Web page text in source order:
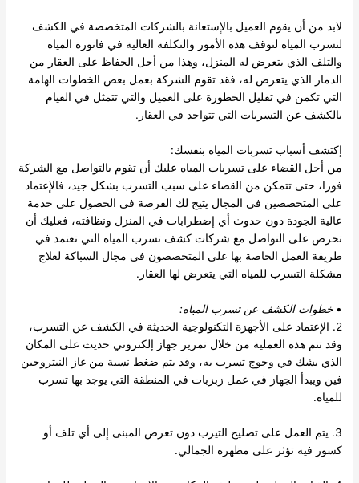
لابد من أن يقوم العميل بالإستعانة بالشركات المتخصصة في الكشف
لتسرب المياه لتوقف هذه الأمور والتكلفة العالية في فاتورة المياه
والتلف الذي يتعرض له المنزل، وهذا من أجل الحفاظ على العقار من
الدمار الذي يتعرض له، فقد تقوم الشركة بعمل بعض الخطوات الهامة
التي تكمن في تقليل الخطورة على العميل والتي تتمثل في القيام
بالكشف عن التسربات التي تتواجد في العقار.
إكتشف أسباب تسربات المياه بنفسك:
من أجل القضاء على تسربات المياه عليك أن تقوم بالتواصل مع الشركة
فورا، حتى تتمكن من القضاء على سبب التسرب بشكل جيد، فالإعتماد
على المتخصصين في المجال يتيج لك الفرصة في الحصول على خدمة
عالية الجودة دون حدوث أي إضطرابات في المنزل ونظافته، فعليك أن
تحرص على التواصل مع شركات كشف تسرب المياه التي تعتمد في
طريقة العمل الخاصة بها على المتخصصون في مجال السباكة لعلاج
مشكلة التسرب للمياه التي يتعرض لها العقار.
•خطواتالكشف عن تسرب المياه:
2. الإعتماد على الأجهزة التكنولوجية الحديثة في الكشف عن التسرب،
وقد تتم هذه العملية من خلال تمرير جهاز إلكتروني حديث على المكان
الذي يشك في وجوج تسرب به، وقد يتم ضغط نسبة من غاز النيتروجين
فين ويبدأ الجهاز في عمل زبزبات في المنطقة التي يوجد بها تسرب
للمياه.
3. يتم العمل على تصليح التيرب دون تعرض المبنى إلى أي تلف أو
كسور فيه تؤثر على مظهره الجمالي.